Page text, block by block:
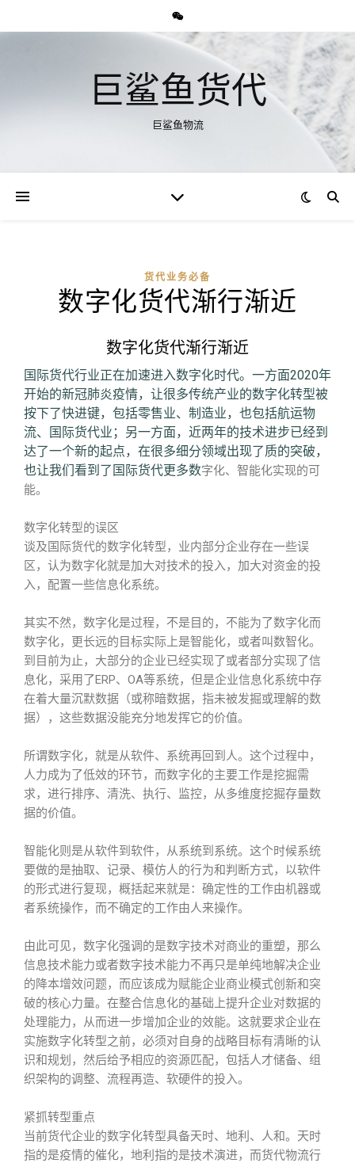
巨鲨鱼货代
巨鲨鱼物流
货代业务必备
数字化货代渐行渐近
数字化货代渐行渐近
国际货代行业正在加速进入数字化时代。一方面2020年
开始的新冠肺炎疫情，让很多传统产业的数字化转型被
按下了快进键，包括零售业、制造业，也包括航运物
流、国际货代业；另一方面，近两年的技术进步已经到
达了一个新的起点，在很多细分领域出现了质的突破，
也让我们看到了国际货代更多数字化、智能化实现的可
能。
数字化转型的误区
谈及国际货代的数字化转型，业内部分企业存在一些误
区，认为数字化就是加大对技术的投入，加大对资金的投
入，配置一些信息化系统。
其实不然，数字化是过程，不是目的，不能为了数字化而
数字化，更长远的目标实际上是智能化，或者叫数智化。
到目前为止，大部分的企业已经实现了或者部分实现了信
息化，采用了ERP、OA等系统，但是企业信息化系统中存
在着大量沉默数据（或称暗数据，指未被发掘或理解的数
据），这些数据没能充分地发挥它的价值。
所谓数字化，就是从软件、系统再回到人。这个过程中，
人力成为了低效的环节，而数字化的主要工作是挖掘需
求，进行排序、清洗、执行、监控，从多维度挖掘存量数
据的价值。
智能化则是从软件到软件，从系统到系统。这个时候系统
要做的是抽取、记录、模仿人的行为和判断方式，以软件
的形式进行复现，概括起来就是：确定性的工作由机器或
者系统操作，而不确定的工作由人来操作。
由此可见，数字化强调的是数字技术对商业的重塑，那么
信息技术能力或者数字技术能力不再只是单纯地解决企业
的降本增效问题，而应该成为赋能企业商业模式创新和突
破的核心力量。在整合信息化的基础上提升企业对数据的
处理能力，从而进一步增加企业的效能。这就要求企业在
实施数字化转型之前，必须对自身的战略目标有清晰的认
识和规划，然后给予相应的资源匹配，包括人才储备、组
织架构的调整、流程再造、软硬件的投入。
紧抓转型重点
当前货代企业的数字化转型具备天时、地利、人和。天时
指的是疫情的催化，地利指的是技术演进，而货代物流行